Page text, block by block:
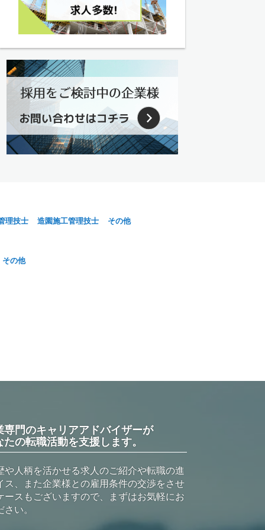
理技士 造園施工管理技士 その他
その他
専門のキャリアアドバイザーが
たの転職活動を支援します。
や人柄を活かせる求人のご紹介や転職の進
ス、また企業様との雇用条件の交渉をさせ
ースもございますので、まずはお気軽にお
い。